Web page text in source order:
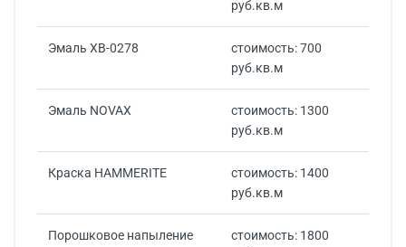
руб.кв.м
Эмаль ХВ-0278
стоимость: 700
руб.кв.м
Эмаль NOVAX
стоимость: 1300
руб.кв.м
Краска HAMMERITE
стоимость: 1400
руб.кв.м
Порошковое напыление
стоимость: 1800